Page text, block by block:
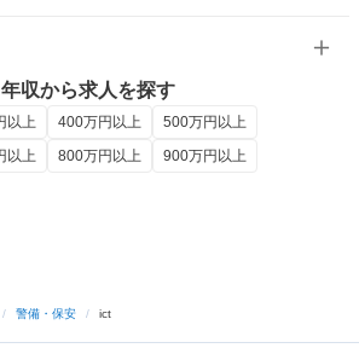
年収から求人を探す
以上 400万円以上
500万円以上
以上 800万円以上
900万円以上
/ 警備・保安 / ict